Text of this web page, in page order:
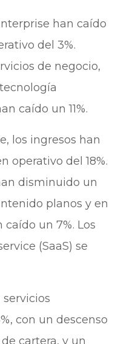
han caído
del 3%.
de negocio,
caído un 11%.
los ingresos han
operativo del 18%.
disminuido un
planos y en
un 7%. Los
(SaaS) se
con un descenso
cartera, y un